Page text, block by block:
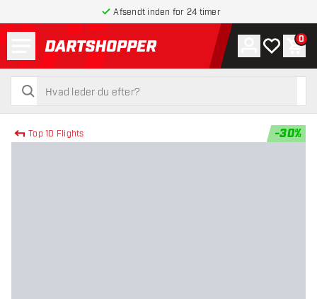
Afsendt inden for 24 timer
tilbage til forsiden
søg
søg
Konto
Min 0
Top 10 Flights -30%